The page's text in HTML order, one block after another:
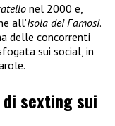
nel 2000 e,
all’Isola dei Famosi.
delle concorrenti
sui social, in
sexting sui